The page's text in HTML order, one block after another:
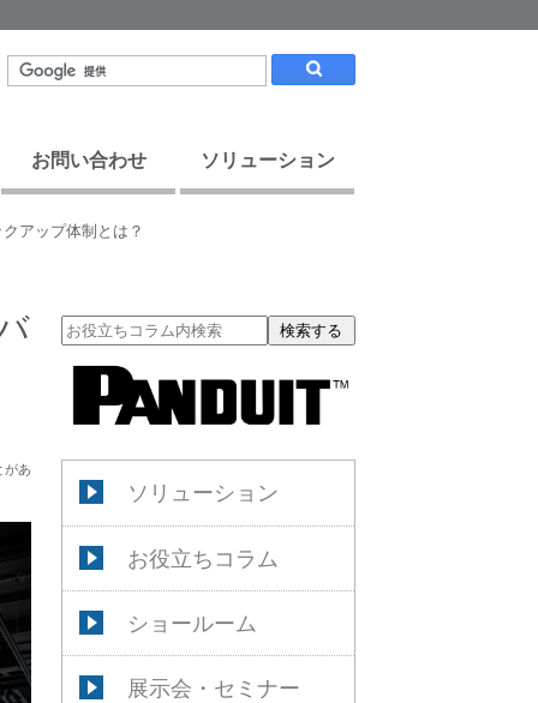
お問い合わせ ソリューション
アップ体制とは？
検索する
ソリューション
お役立ちコラム
ショールーム
展示会・セミナー
があ